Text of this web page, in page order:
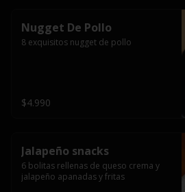
Nugget De Pollo
8 exquisitos nugget de pollo
$4.990
Jalapeño snacks
6 bolitas rellenas de queso crema y
jalapeño apanadas y fritas